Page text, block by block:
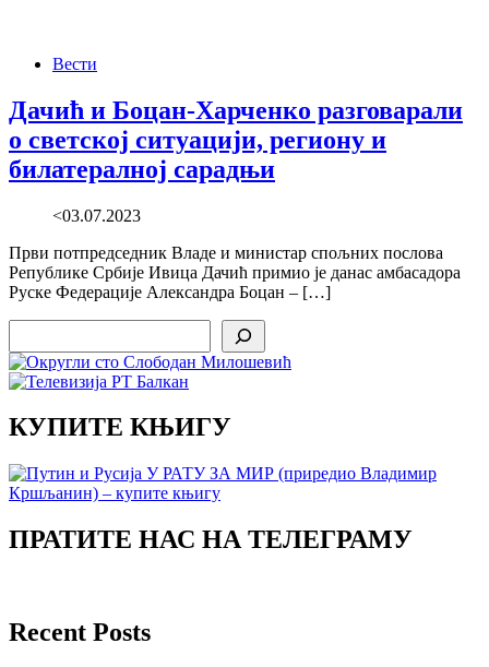
Вести
Дачић и Боцан-Харченко разговарали
о светској ситуацији, региону и
билатералној сарадњи
<03.07.2023
Први потпредседник Владе и министар спољних послова
Републике Србије Ивица Дачић примио је данас амбасадора
Руске Федерације Александра Боцан – […]
КУПИТЕ КЊИГУ
ПРАТИТЕ НАС НА ТЕЛЕГРАМУ
Recent Posts